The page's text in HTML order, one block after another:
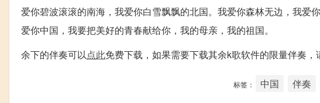
爱你碧波滚滚的南海，我爱你白雪飘飘的北国。我爱你森林无边，我爱
爱你中国，我要把美好的青春献给你，我的母亲，我的祖国。
余下的伴奏可以点此免费下载，如果需要下载其余k歌软件的限量伴奏
标签： 中国 伴奏